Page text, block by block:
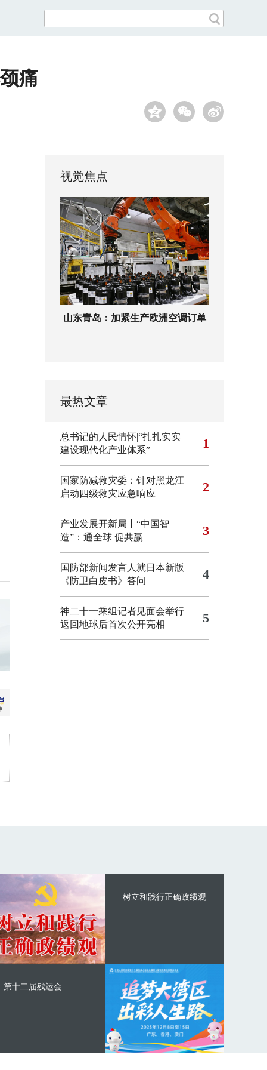
痛
视觉焦点
山东青岛：加紧生产欧洲空调订单
最热文章
总书记的人民情怀|“扎扎实实
建设现代化产业体系”
1
国家防减救灾委：针对黑龙江
启动四级救灾应急响应
2
产业发展开新局丨“中国智
造”：通全球 促共赢
3
国防部新闻发言人就日本新版
《防卫白皮书》答问
4
神二十一乘组记者见面会举行
返回地球后首次公开亮相
5
树立和践行正确政绩观
第十二届残运会